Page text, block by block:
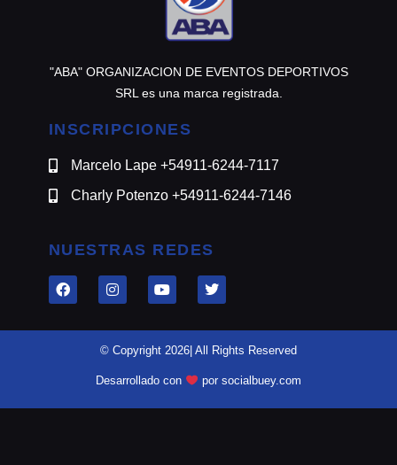
"ABA" ORGANIZACION DE EVENTOS DEPORTIVOS
SRL es una marca registrada.
INSCRIPCIONES
Marcelo Lape +54911-6244-7117
Charly Potenzo +54911-6244-7146
NUESTRAS REDES
© Copyright 2026| All Rights Reserved
Desarrollado con por socialbuey.com